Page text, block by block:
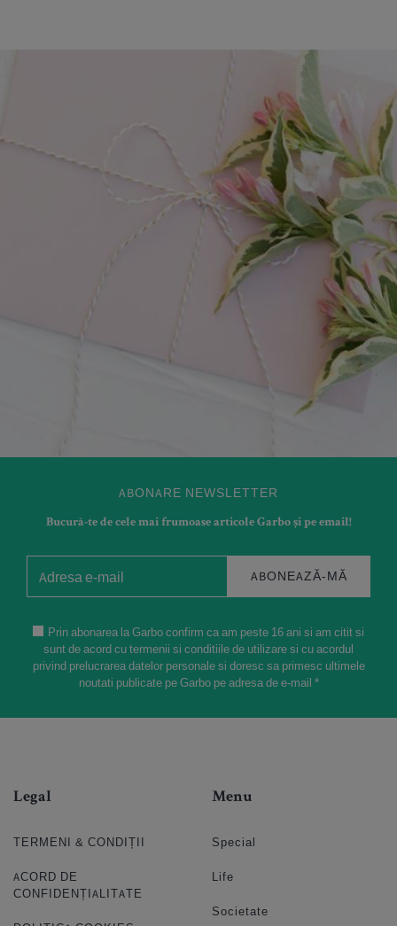
ABONARE NEWSLETTER
Bucură-te de cele mai frumoase articole Garbo și pe email!
ABONEAZĂ-MĂ
Prin abonarea la Garbo confirm ca am peste 16 ani si am citit si
sunt de acord cu termenii si conditiile de utilizare si cu acordul
privind prelucrarea datelor personale si doresc sa primesc ultimele
noutati publicate pe Garbo pe adresa de e-mail *
Legal
TERMENI & CONDIȚII
ACORD DE
CONFIDENȚIALITATE
Menu
Special
Life
Societate